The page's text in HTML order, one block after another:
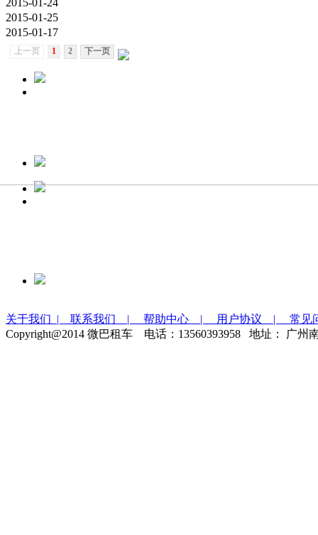
2015-01-24
2015-01-25
2015-01-17
上一页 1 2 下一页
关于我们 | 联系我们 | 帮助中心 | 用户协议 |
常
Copyright@2014 微巴租车 电话：13560393958 地址： 广